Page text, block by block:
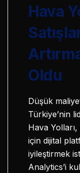
Hava
Oldu
Düşük
Türkiye’nin
Hava Yolları,
için dijital
iyileştirmek
Analytics’i